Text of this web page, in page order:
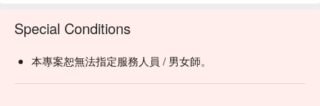
Special Conditions
本專案恕無法指定服務人員 / 男女師。